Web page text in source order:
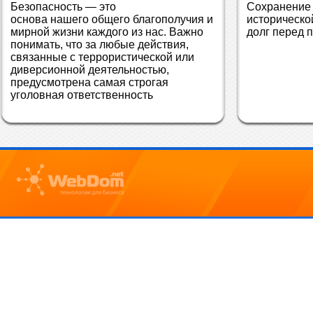
Безопасность — это
основа нашего общего благополучия и
мирной жизни каждого из нас. Важно
понимать, что за любые действия,
связанные с террористической или
диверсионной деятельностью,
предусмотрена самая строгая
уголовная ответственность
Сохранение
долг перед